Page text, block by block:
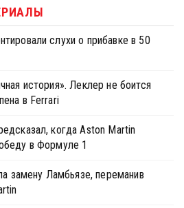
слухи о прибавке в 50
история». Леклер не боится
в Ferrari
когда Aston Martin
в Формуле 1
замену Ламбьязе, переманив